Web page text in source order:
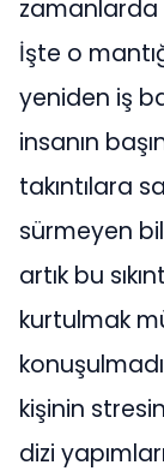
zamanlarda
İşte o
yeniden iş
insanın
takıntılara
sürmeyen
artık bu
kurtulmak
kişinin
dizi